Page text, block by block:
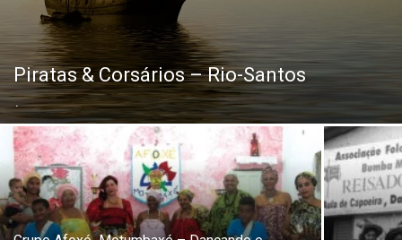
Piratas & Corsários – Rio-Santos
.